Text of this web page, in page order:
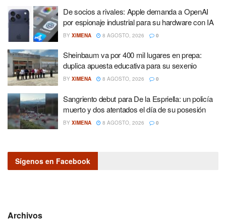
De socios a rivales: Apple demanda a OpenAI
por espionaje industrial para su hardware con IA
BY XIMENA 8 AGOSTO, 2026 0
Sheinbaum va por 400 mil lugares en prepa:
duplica apuesta educativa para su sexenio
BY XIMENA 8 AGOSTO, 2026 0
Sangriento debut para De la Espriella: un policía
muerto y dos atentados el día de su posesión
BY XIMENA 8 AGOSTO, 2026 0
Sígenos en Facebook
Archivos